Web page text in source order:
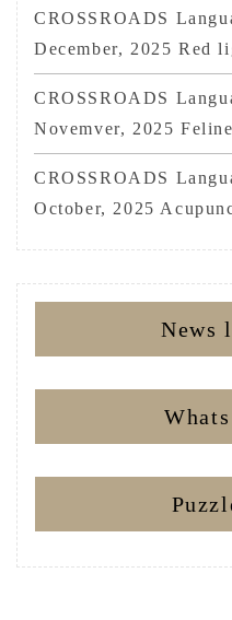
CROSSROADS
December, 2025 Red
CROSSROADS
Novemver, 2025
CROSSROADS
October, 2025
News